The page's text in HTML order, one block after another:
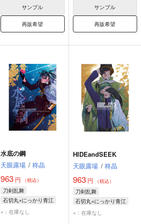
サンプル
再販希望
サンプル
再販希望
水底の鋼
天眼露場 / 柊晶
963 円 （税込）
刀剣乱舞
石切丸×にっかり青江
石切丸
にっかり青江
×：在庫なし
HIDEandSEEK
天眼露場 / 柊晶
963円 （税込）
刀剣乱舞
石切丸×にっかり青江
石切丸
にっかり青江
×：在庫なし